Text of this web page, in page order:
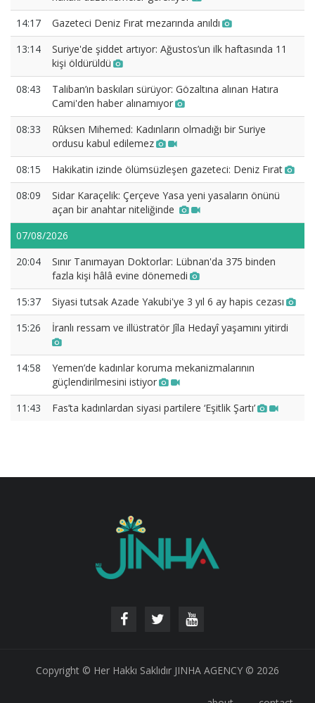
14:17
Gazeteci Deniz Fırat mezarında anıldı
13:14
Suriye'de şiddet artıyor: Ağustos’un ilk haftasında 11
kişi öldürüldü
08:43
Taliban’ın baskıları sürüyor: Gözaltına alınan Hatıra
Cami'den haber alınamıyor
08:33
Rûksen Mihemed: Kadınların olmadığı bir Suriye
ordusu kabul edilemez
08:15
Hakikatin izinde ölümsüzleşen gazeteci: Deniz Fırat
08:09
Sidar Karaçelik: Çerçeve Yasa yeni yasaların önünü
açan bir anahtar niteliğinde
07/08/2026
20:04
Sınır Tanımayan Doktorlar: Lübnan'da 375 binden
fazla kişi hâlâ evine dönemedi
15:37
Siyasi tutsak Azade Yakubi'ye 3 yıl 6 ay hapis cezası
15:26
İranlı ressam ve illüstratör Jîla Hedayî yaşamını yitirdi
14:58
Yemen’de kadınlar koruma mekanizmalarının
güçlendirilmesini istiyor
11:43
Fas’ta kadınlardan siyasi partilere ‘Eşitlik Şartı’
Copyright © Her Hakkı Saklıdır JINHA AGENCY © 2026